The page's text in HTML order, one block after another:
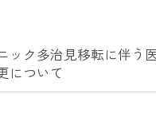
ック多治見移転に伴う
について